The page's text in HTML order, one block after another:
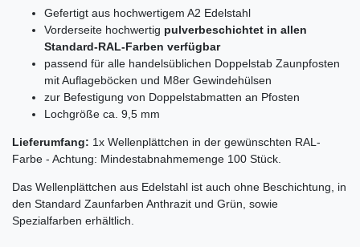
Gefertigt aus hochwertigem A2 Edelstahl
Vorderseite hochwertig pulverbeschichtet in allen
Standard-RAL-Farben verfügbar
passend für alle handelsüblichen Doppelstab Zaunpfosten
mit Auflageböcken und M8er Gewindehülsen
zur Befestigung von Doppelstabmatten an Pfosten
Lochgröße ca. 9,5 mm
Lieferumfang: 1x Wellenplättchen in der gewünschten RAL-
Farbe - Achtung: Mindestabnahmemenge 100 Stück.
Das Wellenplättchen aus Edelstahl ist auch ohne Beschichtung, in
den Standard Zaunfarben Anthrazit und Grün, sowie
Spezialfarben erhältlich.